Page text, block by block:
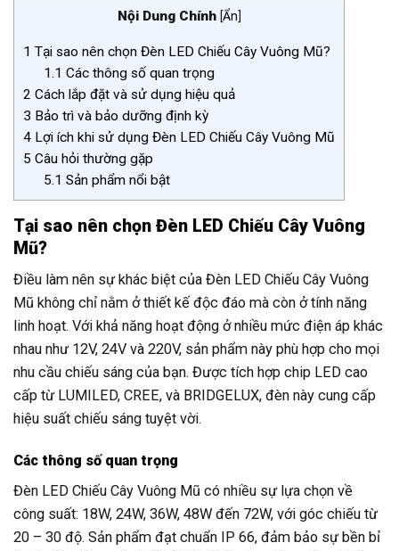
Nội Dung Chính [Ẩn]
1 Tại sao nên chọn Đèn LED Chiếu Cây Vuông Mũ?
1.1 Các thông số quan trọng
2 Cách lắp đặt và sử dụng hiệu quả
3 Bảo trì và bảo dưỡng định kỳ
4 Lợi ích khi sử dụng Đèn LED Chiếu Cây Vuông Mũ
5 Câu hỏi thường gặp
5.1 Sản phẩm nổi bật
Tại sao nên chọn Đèn LED Chiếu Cây Vuông
Mũ?
Điều làm nên sự khác biệt của Đèn LED Chiếu Cây Vuông
Mũ không chỉ nằm ở thiết kế độc đáo mà còn ở tính năng
linh hoạt. Với khả năng hoạt động ở nhiều mức điện áp khác
nhau như 12V, 24V và 220V, sản phẩm này phù hợp cho mọi
nhu cầu chiếu sáng của bạn. Được tích hợp chip LED cao
cấp từ LUMILED, CREE, và BRIDGELUX, đèn này cung cấp
hiệu suất chiếu sáng tuyệt vời.
Các thông số quan trọng
Đèn LED Chiếu Cây Vuông Mũ có nhiều sự lựa chọn về
công suất: 18W, 24W, 36W, 48W đến 72W, với góc chiếu từ
20 – 30 độ. Sản phẩm đạt chuẩn IP 66, đảm bảo sự bền bỉ